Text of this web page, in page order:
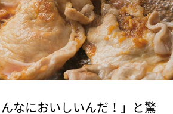
んなにおいしいんだ！」と驚